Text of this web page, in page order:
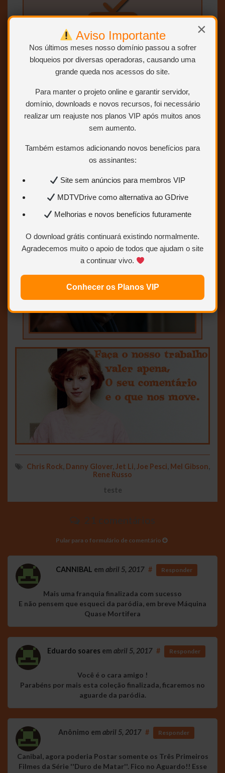
×
Aviso Importante
Nos últimos meses nosso domínio passou a sofrer
bloqueios por diversas operadoras, causando uma
grande queda nos acessos do site.
Para manter o projeto online e garantir servidor,
domínio, downloads e novos recursos, foi necessário
realizar um reajuste nos planos VIP após muitos anos
sem aumento.
Também estamos adicionando novos benefícios para
os assinantes:
Site sem anúncios para membros VIP
MDTVDrive como alternativa ao GDrive
Melhorias e novos benefícios futuramente
O download grátis continuará existindo normalmente.
Agradecemos muito o apoio de todos que ajudam o site
a continuar vivo.
Conhecer os Planos VIP
Chris Rock, Danny Glover, Jet Li, Joe Pesci, Mel Gibson,
Rene Russo
teste
21 comentários
Pular para o formulário de comentário
CANNIBAL em abril 5, 2017 # Responder
Mais uma franquia finalizada com sucesso
E não pensem que esqueci da paródia, em breve Máquina
Quase Mortifera
Eduardo soares em abril 5, 2017 # Responder
Você é o cara amigo !
Parabéns por mais esta coleção finalizada, ficaremos no
aguarde da paródia.
Anônimo em abril 5, 2017 # Responder
Canibal, agora poderia Postar somente os Três Primeiros
Filmes da Série ''Duro de Matar''. Fico no Aguardo!! Esse